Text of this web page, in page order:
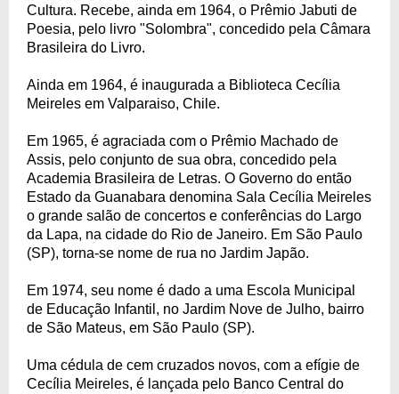
Cultura. Recebe, ainda em 1964, o Prêmio Jabuti de
Poesia, pelo livro "Solombra", concedido pela Câmara
Brasileira do Livro.
Ainda em 1964, é inaugurada a Biblioteca Cecília
Meireles em Valparaiso, Chile.
Em 1965, é agraciada com o Prêmio Machado de
Assis, pelo conjunto de sua obra, concedido pela
Academia Brasileira de Letras. O Governo do então
Estado da Guanabara denomina Sala Cecília Meireles
o grande salão de concertos e conferências do Largo
da Lapa, na cidade do Rio de Janeiro. Em São Paulo
(SP), torna-se nome de rua no Jardim Japão.
Em 1974, seu nome é dado a uma Escola Municipal
de Educação Infantil, no Jardim Nove de Julho, bairro
de São Mateus, em São Paulo (SP).
Uma cédula de cem cruzados novos, com a efígie de
Cecília Meireles, é lançada pelo Banco Central do